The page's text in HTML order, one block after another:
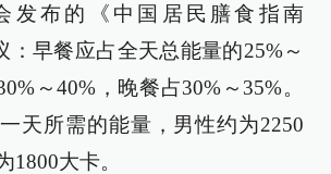
发布的《中国居民膳食指南
：早餐应占全天总能量的25%～
～40%，晚餐占30%～35%。
天所需的能量，男性约为2250
1800大卡。